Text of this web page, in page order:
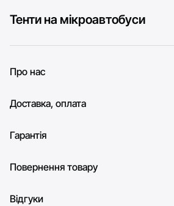
Тенти на мікроавтобуси
Про нас
Доставка, оплата
Гарантія
Повернення товару
Відгуки